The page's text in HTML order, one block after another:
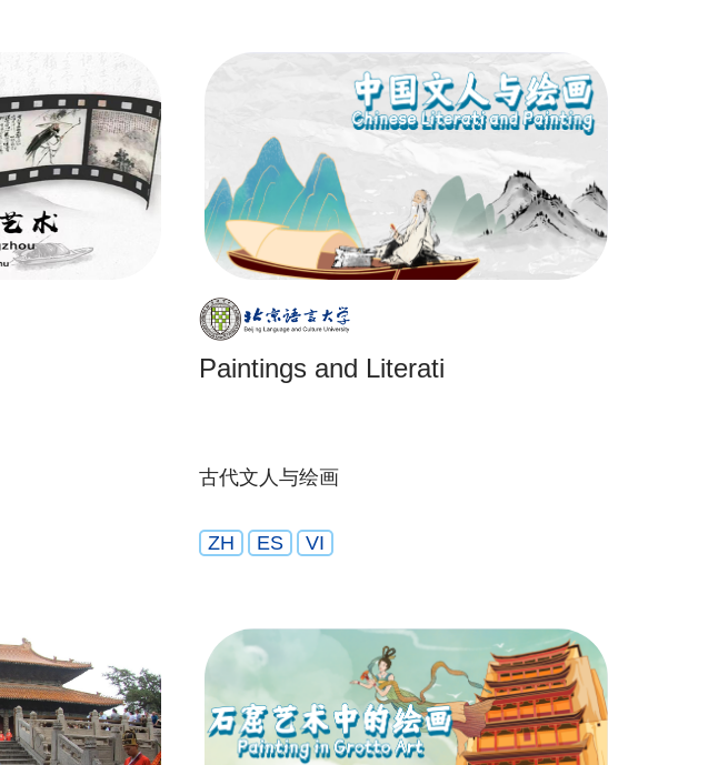
Paintings and Literati
古代文人与绘画
ZH ES VI